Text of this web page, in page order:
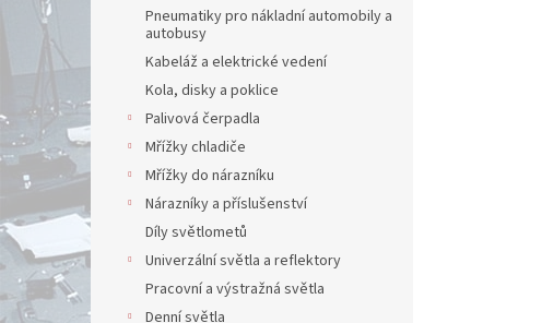
Pneumatiky pro nákladní automobily a
autobusy
Kabeláž a elektrické vedení
Kola, disky a poklice
Palivová čerpadla
Mřížky chladiče
Mřížky do nárazníku
Nárazníky a příslušenství
Díly světlometů
Univerzální světla a reflektory
Pracovní a výstražná světla
Denní světla